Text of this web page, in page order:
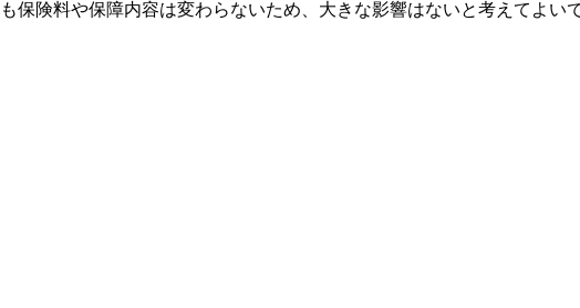
保険料や保障内容は変わらないため、大きな影響はないと考えてよい